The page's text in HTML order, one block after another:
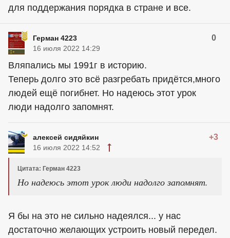
для поддержания порядка в стране и все.
Герман 4223 0
16 июля 2022 14:29
Вляпались мы 1991г в историю.
Теперь долго это всё разгребать придётся,много
людей ещё погибнет. Но надеюсь этот урок
люди надолго запомнят.
алексей сидяйкин +3
16 июля 2022 14:52
Цитата: Герман 4223
Но надеюсь этот урок люди надолго запомнят.
Я бы на это не сильно надеялся... у нас
достаточно желающих устроить новый передел.